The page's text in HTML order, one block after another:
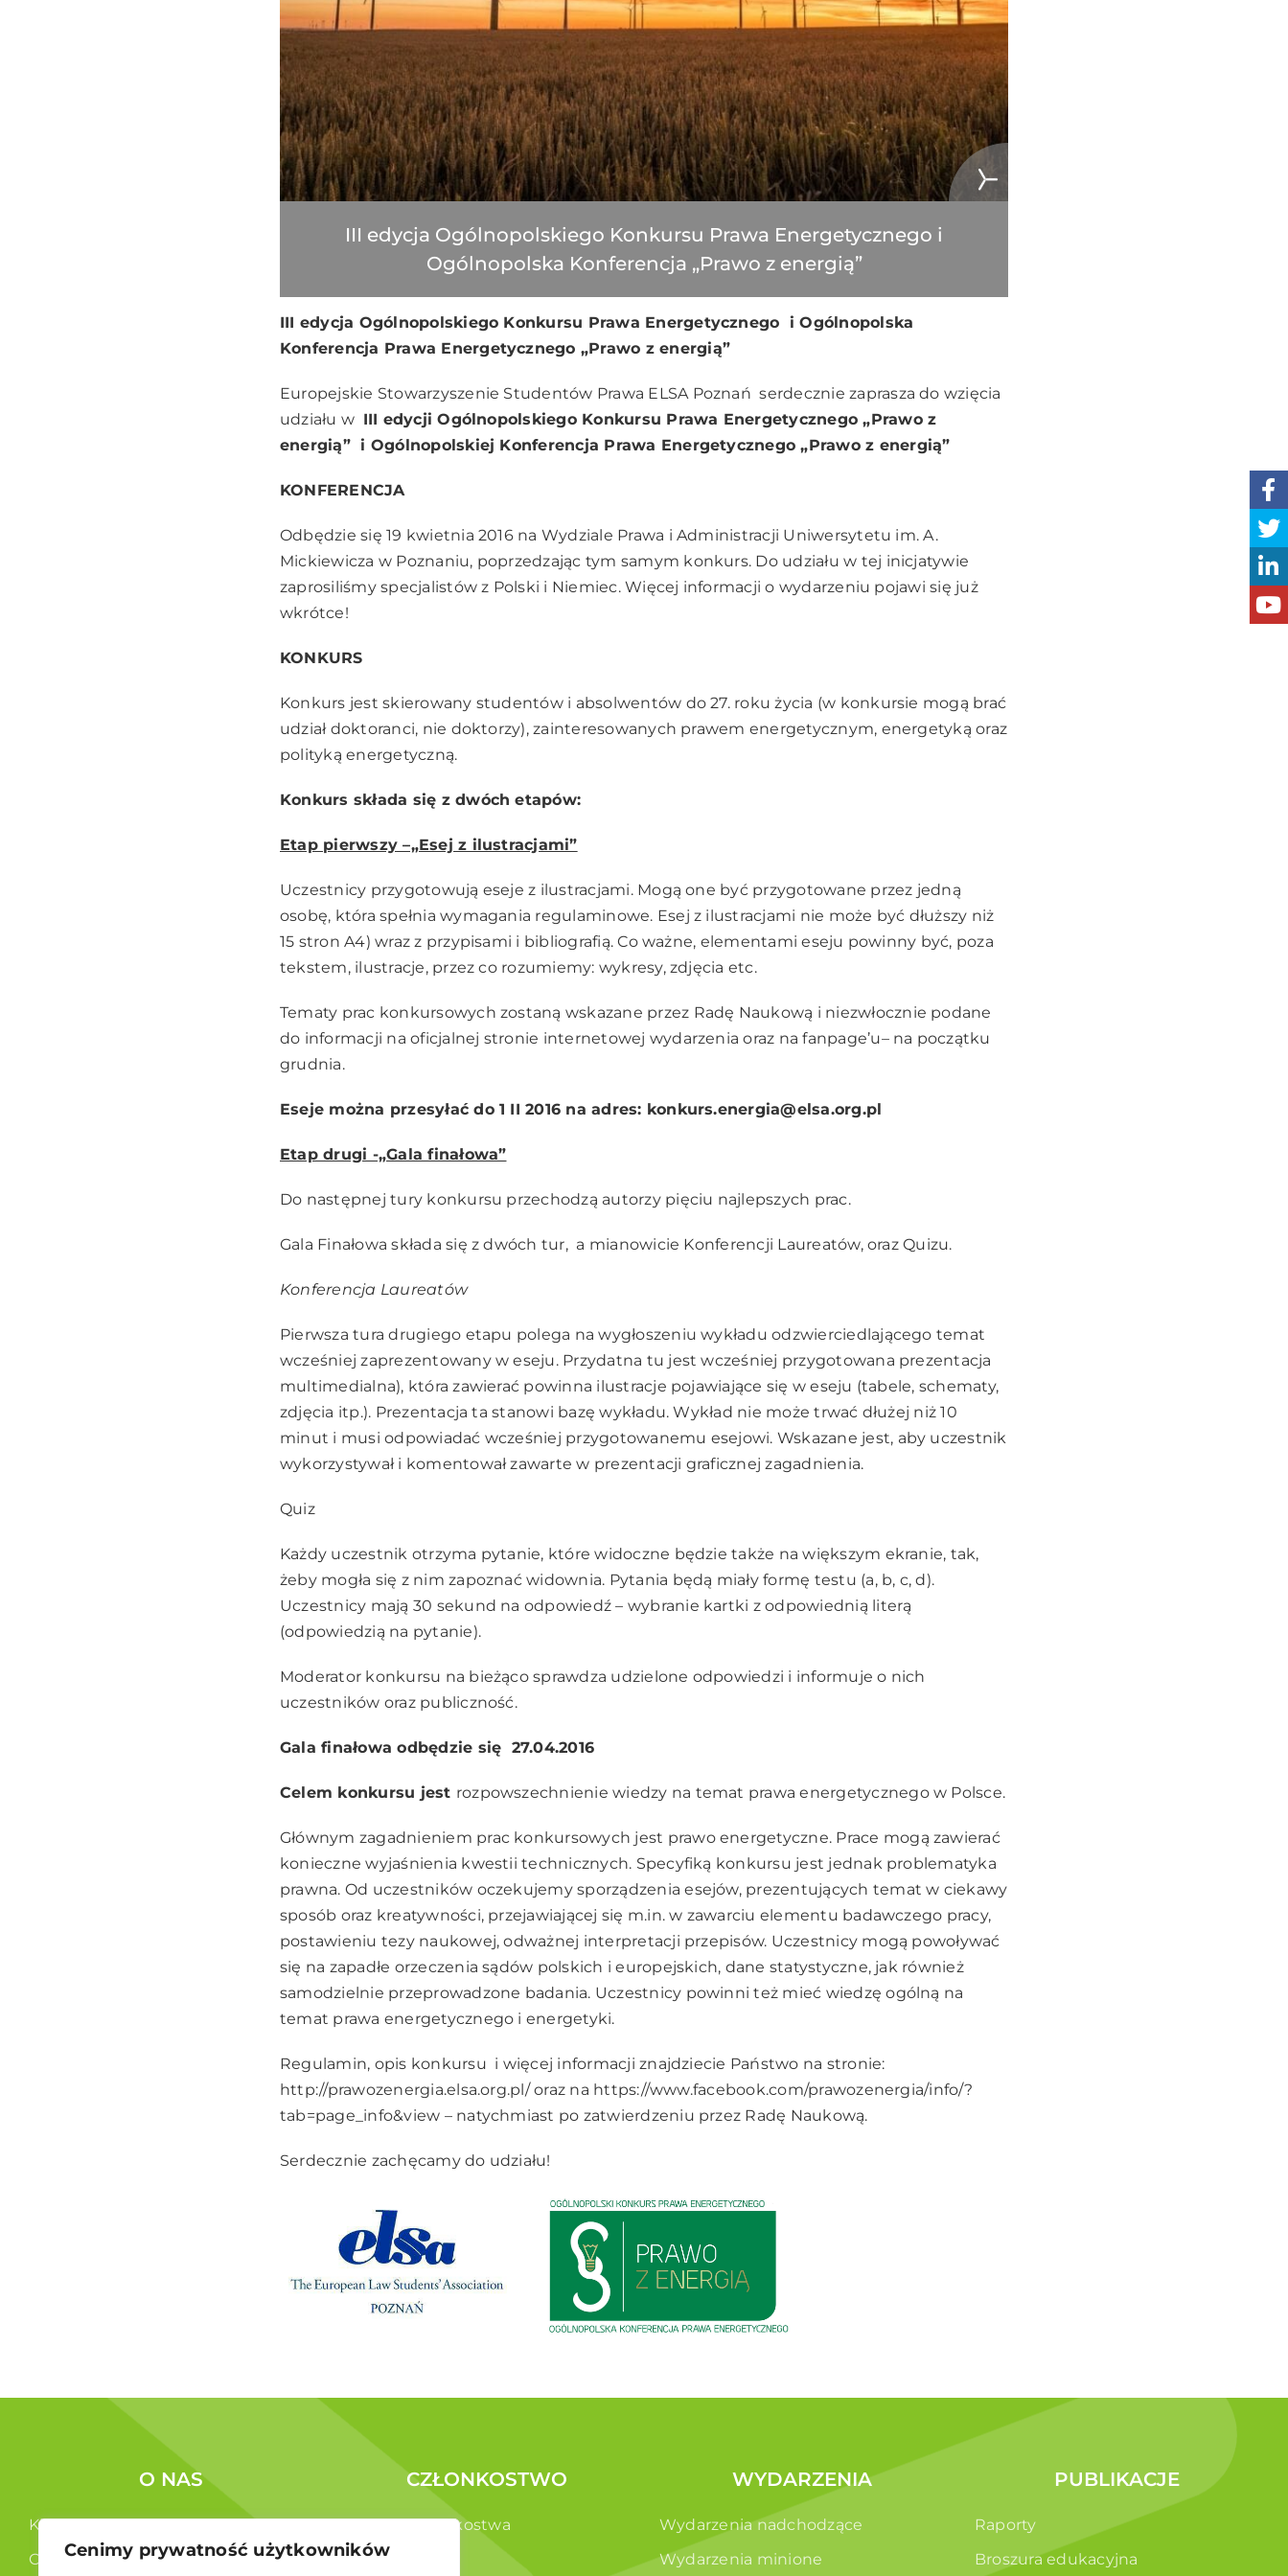
Cenimy prywatność użytkowników
III edycja Ogólnopolskiego Konkursu Prawa Energetycznego i
Ogólnopolska Konferencja „Prawo z energią”
III edycja Ogólnopolskiego Konkursu Prawa Energetycznego i Ogólnopolska
Konferencja Prawa Energetycznego „Prawo z energią”
Europejskie Stowarzyszenie Studentów Prawa ELSA Poznań serdecznie zaprasza do wzięcia
udziału w III edycji Ogólnopolskiego Konkursu Prawa Energetycznego „Prawo z
energią” i Ogólnopolskiej Konferencja Prawa Energetycznego „Prawo z energią”
KONFERENCJA
Odbędzie się 19 kwietnia 2016 na Wydziale Prawa i Administracji Uniwersytetu im. A.
Mickiewicza w Poznaniu, poprzedzając tym samym konkurs. Do udziału w tej inicjatywie
zaprosiliśmy specjalistów z Polski i Niemiec. Więcej informacji o wydarzeniu pojawi się już
wkrótce!
KONKURS
Konkurs jest skierowany studentów i absolwentów do 27. roku życia (w konkursie mogą brać
udział doktoranci, nie doktorzy), zainteresowanych prawem energetycznym, energetyką oraz
polityką energetyczną.
Konkurs składa się z dwóch etapów:
Etap pierwszy –„Esej z ilustracjami”
Uczestnicy przygotowują eseje z ilustracjami. Mogą one być przygotowane przez jedną
osobę, która spełnia wymagania regulaminowe. Esej z ilustracjami nie może być dłuższy niż
15 stron A4) wraz z przypisami i bibliografią. Co ważne, elementami eseju powinny być, poza
tekstem, ilustracje, przez co rozumiemy: wykresy, zdjęcia etc.
Tematy prac konkursowych zostaną wskazane przez Radę Naukową i niezwłocznie podane
do informacji na oficjalnej stronie internetowej wydarzenia oraz nafanpage’u– na początku
grudnia.
Eseje można przesyłać do 1 II 2016 na adres: konkurs.energia@elsa.org.pl
Etap drugi -„Gala finałowa”
Do następnej tury konkursu przechodzą autorzy pięciu najlepszych prac.
Gala Finałowa składa się z dwóch tur, a mianowicie Konferencji Laureatów, oraz Quizu.
Konferencja Laureatów
Pierwsza tura drugiego etapu polega na wygłoszeniu wykładu odzwierciedlającego temat
wcześniej zaprezentowany w eseju. Przydatna tu jest wcześniej przygotowana prezentacja
multimedialna), która zawierać powinna ilustracje pojawiające się w eseju (tabele, schematy,
zdjęcia itp.). Prezentacja ta stanowi bazę wykładu. Wykład nie może trwać dłużej niż 10
minut i musi odpowiadać wcześniej przygotowanemu esejowi. Wskazane jest, aby uczestnik
wykorzystywał i komentował zawarte w prezentacji graficznej zagadnienia.
Quiz
Każdy uczestnik otrzyma pytanie, które widoczne będzie także na większym ekranie, tak,
żeby mogła się z nim zapoznać widownia. Pytania będą miały formę testu (a, b, c, d).
Uczestnicy mają 30 sekund na odpowiedź – wybranie kartki z odpowiednią literą
(odpowiedzią na pytanie).
Moderator konkursu na bieżąco sprawdza udzielone odpowiedzi i informuje o nich
uczestników oraz publiczność.
Gala finałowa odbędzie się 27.04.2016
Celem konkursu jest rozpowszechnienie wiedzy na temat prawa energetycznego w Polsce.
Głównym zagadnieniem prac konkursowych jest prawo energetyczne. Prace mogą zawierać
konieczne wyjaśnienia kwestii technicznych. Specyfiką konkursu jest jednak problematyka
prawna. Od uczestników oczekujemy sporządzenia esejów, prezentujących temat w ciekawy
sposób oraz kreatywności, przejawiającej się m.in. w zawarciu elementu badawczego pracy,
postawieniu tezy naukowej, odważnej interpretacji przepisów. Uczestnicy mogą powoływać
się na zapadłe orzeczenia sądów polskich i europejskich, dane statystyczne, jak również
samodzielnie przeprowadzone badania. Uczestnicy powinni też mieć wiedzę ogólną na
temat prawa energetycznego i energetyki.
Regulamin, opis konkursu i więcej informacji znajdziecie Państwo na stronie:
http://prawozenergia.elsa.org.pl/oraz na https://www.facebook.com/prawozenergia/info/?
tab=page_info&view – natychmiast po zatwierdzeniu przez Radę Naukową.
Serdecznie zachęcamy do udziału!
O NAS
Kim jesteśmy ?
Co robimy ?
CZŁONKOSTWO
Korzyści członkostwa
Członkowie
WYDARZENIA
Wydarzenia nadchodzące
Wydarzenia minione
PUBLIKACJE
Raporty
Broszura edukacyjna